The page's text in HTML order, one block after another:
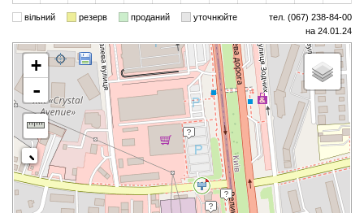
вільний резерв проданий уточнюйте
тел. (067) 238-84-00
на 24.01.24
+
-